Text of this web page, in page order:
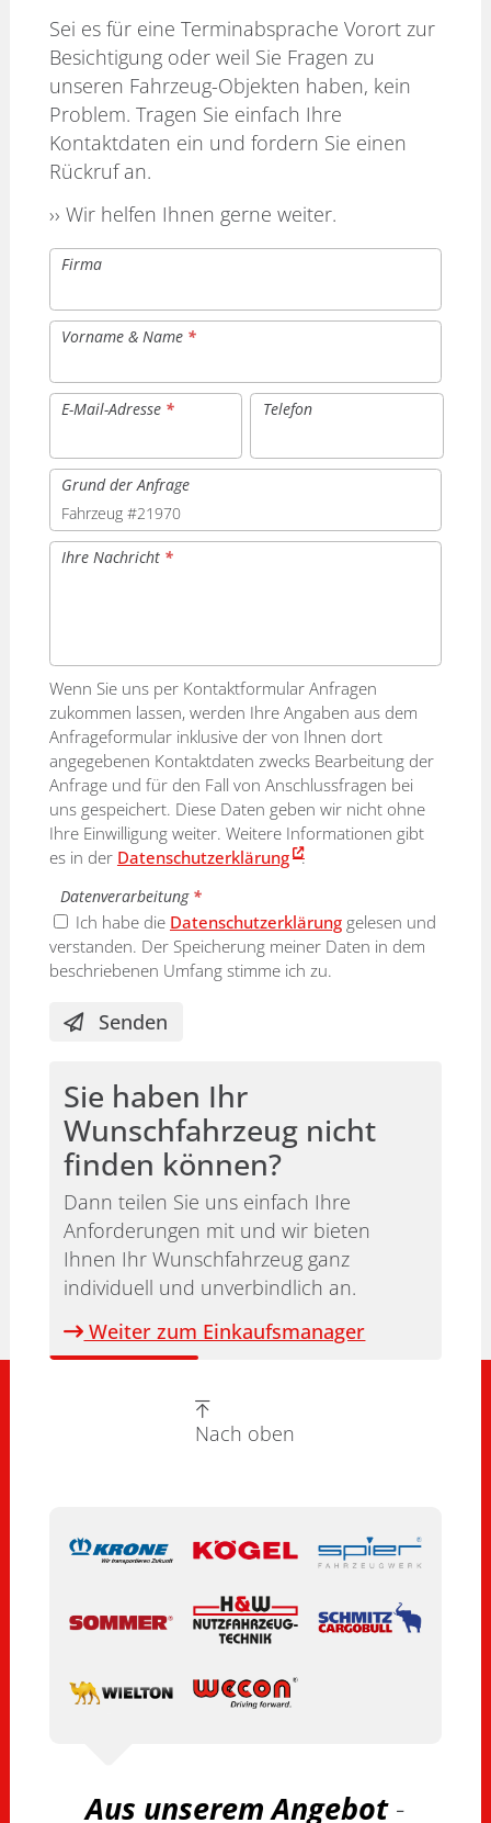
Sei es für eine Terminabsprache Vorort zur
Besichtigung oder weil Sie Fragen zu
unseren Fahrzeug-Objekten haben, kein
Problem. Tragen Sie einfach Ihre
Kontaktdaten ein und fordern Sie einen
Rückruf an.
›› Wir helfen Ihnen gerne weiter.
Firma
Vorname & Name *
E-Mail-Adresse * Telefon
Grund der Anfrage
Ihre Nachricht *
Wenn Sie uns per Kontaktformular Anfragen
zukommen lassen, werden Ihre Angaben aus dem
Anfrageformular inklusive der von Ihnen dort
angegebenen Kontaktdaten zwecks Bearbeitung der
Anfrage und für den Fall von Anschlussfragen bei
uns gespeichert. Diese Daten geben wir nicht ohne
Ihre Einwilligung weiter. Weitere Informationen gibt
es in der Datenschutzerklärung .
Datenverarbeitung *
Ich habe die Datenschutzerklärunggelesen und
verstanden. Der Speicherung meiner Daten in dem
beschriebenen Umfang stimme ich zu.
Senden
Sie haben Ihr
Wunschfahrzeug nicht
finden können?
Dann teilen Sie uns einfach Ihre
Anforderungen mit und wir bieten
Ihnen Ihr Wunschfahrzeug ganz
individuell und unverbindlich an.
Weiter zum Einkaufsmanager
Nach oben
Aus unserem Angebot-